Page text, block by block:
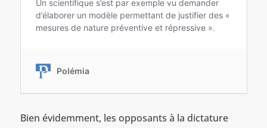
Bien évidemment, les opposants à la dictature